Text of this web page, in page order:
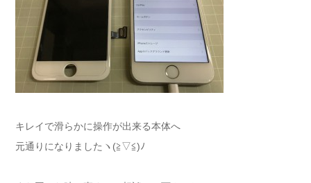
キレイで滑らかに操作が出来る本体へ
元通りになりましたヽ(≧▽≦)ﾉ